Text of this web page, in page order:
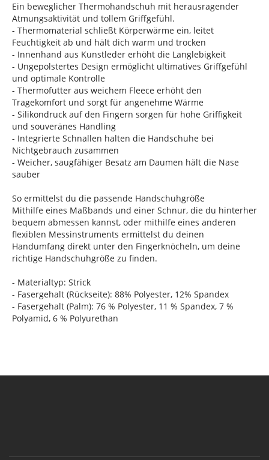
Ein beweglicher Thermohandschuh mit herausragender
Atmungsaktivität und tollem Griffgefühl.
- Thermomaterial schließt Körperwärme ein, leitet
Feuchtigkeit ab und hält dich warm und trocken
- Innenhand aus Kunstleder erhöht die Langlebigkeit
- Ungepolstertes Design ermöglicht ultimatives Griffgefühl
und optimale Kontrolle
- Thermofutter aus weichem Fleece erhöht den
Tragekomfort und sorgt für angenehme Wärme
- Silikondruck auf den Fingern sorgen für hohe Griffigkeit
und souveränes Handling
- Integrierte Schnallen halten die Handschuhe bei
Nichtgebrauch zusammen
- Weicher, saugfähiger Besatz am Daumen hält die Nase
sauber
So ermittelst du die passende Handschuhgröße
Mithilfe eines Maßbands und einer Schnur, die du hinterher
bequem abmessen kannst, oder mithilfe eines anderen
flexiblen Messinstruments ermittelst du deinen
Handumfang direkt unter den Fingerknöcheln, um deine
richtige Handschuhgröße zu finden.
- Materialtyp: Strick
- Fasergehalt (Rückseite): 88% Polyester, 12% Spandex
- Fasergehalt (Palm): 76 % Polyester, 11 % Spandex, 7 %
Polyamid, 6 % Polyurethan